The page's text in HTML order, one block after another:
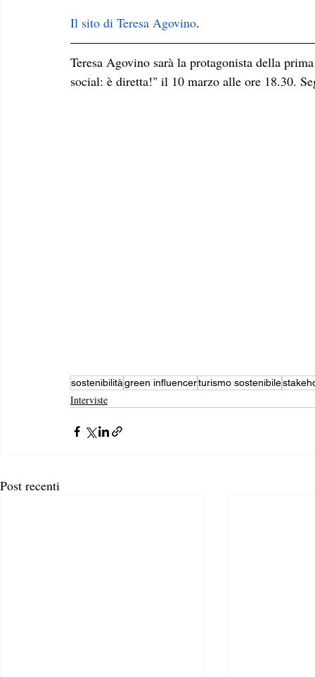
Il sito di Teresa Agovino.
Teresa Agovino sarà la protagonista della
social: è diretta!" il 10 marzo alle ore 18.30.
sostenibilitàgreen influencerturismo sostenibile
Interviste
Post recenti